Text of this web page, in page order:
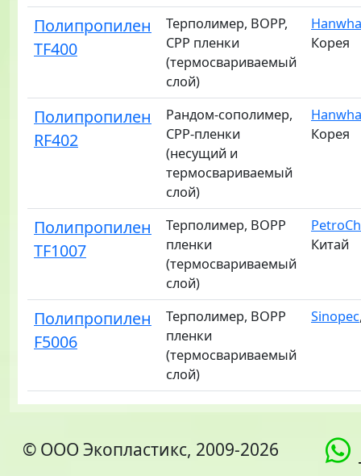
Полипропилен
TF400
Терполимер, BOPP,
CPP пленки
(термосвариваемый
слой)
Корея
Полипропилен
RF402
Рандом-сополимер,
CPP-пленки
(несущий и
термосвариваемый
слой)
Корея
Полипропилен
TF1007
Терполимер, BOPP
пленки
(термосвариваемый
слой)
Китай
Полипропилен
F5006
Терполимер, BOPP
пленки
(термосвариваемый
слой)
Sinopec
© ООО Экопластикс, 2009-2026